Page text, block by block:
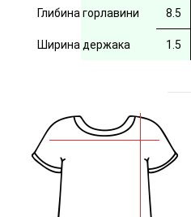
Глибина горлавини 8.5
Ширина держака 1.5